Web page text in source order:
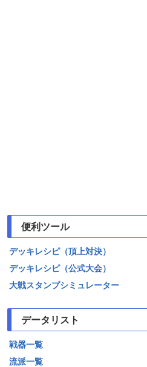
便利ツール
デッキレシピ（頂上対決）
デッキレシピ（公式大会）
大戦スタンプシミュレーター
データリスト
戦器一覧
流派一覧